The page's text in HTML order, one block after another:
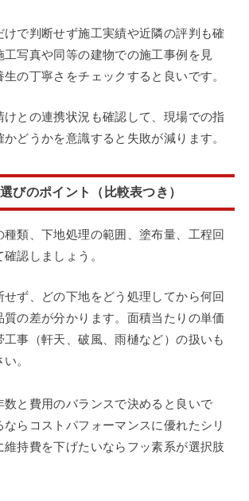
けで判断せず施工実績や近隣の評判も確
工写真や同等の建物での施工事例を見
の丁寧さをチェックすると良いです。
けとの連携状況も確認して、現場での指
どうかを意識すると失敗が減ります。
びのポイント（比較表つき）
種類、下地処理の範囲、塗布量、工程回
認しましょう。
ず、どの下地をどう処理してから何回
質の差が分かります。面積当たりの単価
工事（軒天、破風、雨樋など）の扱いも
。
数と費用のバランスで決めると良いで
らコストパフォーマンスに優れたシリ
維持費を下げたいならフッ素系が選択肢